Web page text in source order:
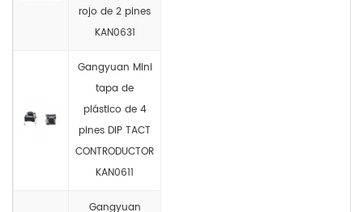
rojo de 2 pines
KAN0631
Gangyuan Mini
tapa de
plástico de 4
pines DIP TACT
CONTRODUCTOR
KAN0611
Gangyuan